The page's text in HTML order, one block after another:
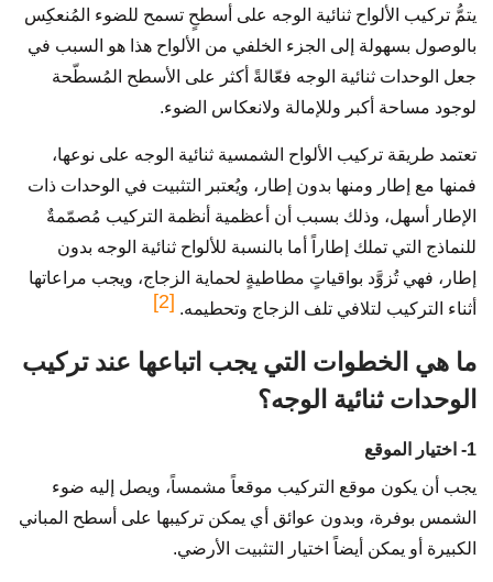
يتمُّ تركيب الألواح ثنائية الوجه على أسطحٍ تسمح للضوء المُنعكِس
بالوصول بسهولة إلى الجزء الخلفي من الألواح هذا هو السبب في
جعل الوحدات ثنائية الوجه فعّالةً أكثر على الأسطح المُسطّحة
لوجود مساحة أكبر وللإمالة ولانعكاس الضوء.
تعتمد طريقة تركيب الألواح الشمسية ثنائية الوجه على نوعها،
فمنها مع إطار ومنها بدون إطار، ويُعتبر التثبيت في الوحدات ذات
الإطار أسهل، وذلك بسبب أن أعظمية أنظمة التركيب مُصمّمةٌ
للنماذج التي تملك إطاراً أما بالنسبة للألواح ثنائية الوجه بدون
إطار، فهي تُزوَّد بواقياتٍ مطاطيةٍ لحماية الزجاج، ويجب مراعاتها
أثناء التركيب لتلافي تلف الزجاج وتحطيمه. [2]
ما هي الخطوات التي يجب اتباعها عند تركيب
الوحدات ثنائية الوجه؟
1- اختيار الموقع
يجب أن يكون موقع التركيب موقعاً مشمساً، ويصل إليه ضوء
الشمس بوفرة، وبدون عوائق أي يمكن تركيبها على أسطح المباني
الكبيرة أو يمكن أيضاً اختيار التثبيت الأرضي.